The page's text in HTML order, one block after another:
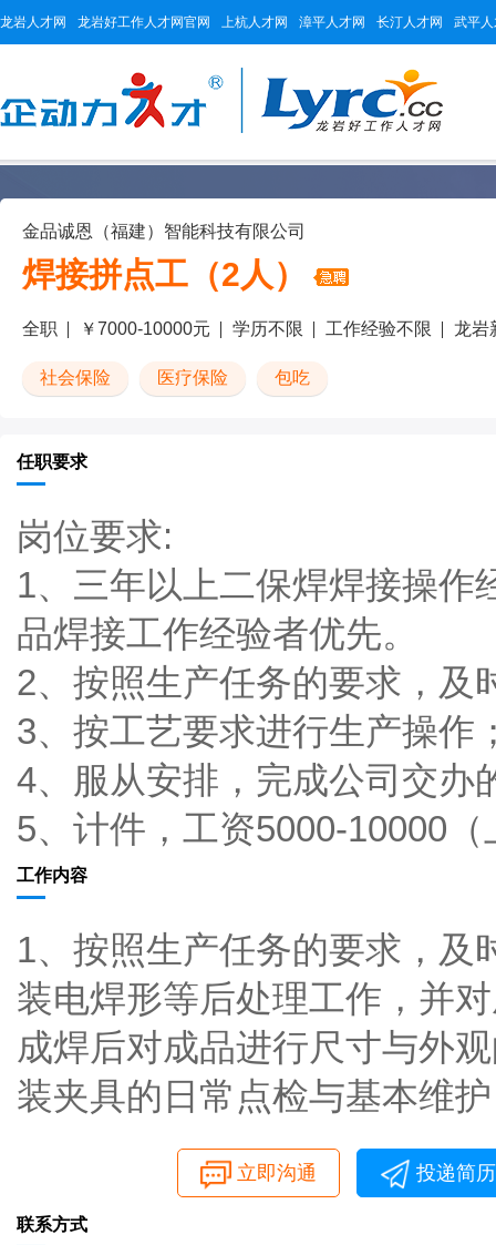
龙岩人才网 龙岩好工作人才网官网 上杭人才网 漳平人才网 长汀人才网 武平
金品诚恩（福建）智能科技有限公司
焊接拼点工（2人）
全职 ￥7000-10000元 学历不限 工作经验不限 龙岩
社会保险 医疗保险 包吃
任职要求
岗位要求:
1、三年以上二保焊焊接操作
品焊接工作经验者优先。
2、按照生产任务的要求，及
3、按工艺要求进行生产操作
4、服从安排，完成公司交办
5、计件，工资5000-10000
工作内容
1、按照生产任务的要求，及
装电焊形等后处理工作，并
成焊后对成品进行尺寸与外
装夹具的日常点检与基本维护
立即沟通 投递简历
联系方式